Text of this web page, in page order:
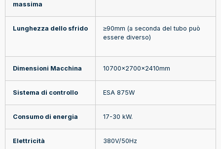
massima
Lunghezza dello sfrido
≥90mm (a seconda del tubo può
essere diverso)
Dimensioni Macchina 10700x2700x2410mm
Sistema di controllo ESA 875W
Consumo di energia 17-30 kW.
Elettricità 380V/50Hz